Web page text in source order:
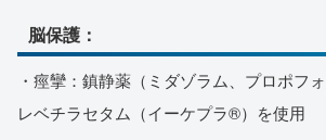
脳保護：
・痙攣：鎮静薬（ミダゾラム、プロポフ
レベチラセタム（イーケプラ®）を使用